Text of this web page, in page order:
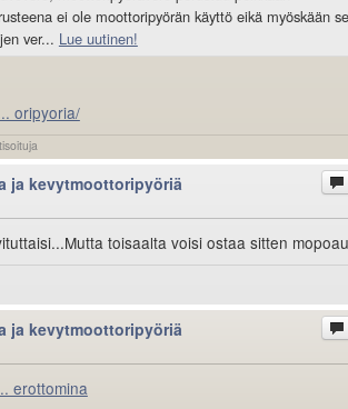
ei ole moottoripyörän käyttö eikä myöskään
ver... Lue uutinen!
oripyoria/
ja kevytmoottoripyöriä
toisaalta voisi ostaa sitten
ja kevytmoottoripyöriä
erottomina